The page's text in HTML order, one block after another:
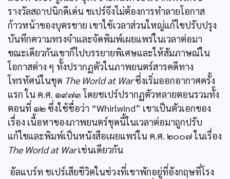
รางวัลสถาปนิกดีเด่น ชเปร์จึงไม่ต้องการทำลายโอกาส
ก้าวหน้าของบุตรชาย เขาใช้เวลาส่วนใหญ่แก้ไขปรับปรุง
บันทึกความทรงจำและจัดพิมพ์เผยแพร่ในเวลาต่อมา
ขณะเดียวกันเขาก็ไปบรรยายพิเศษและให้สัมภาษณ์ใน
โอกาสต่าง ๆ ทั้งปรากฏตัวในภาพยนตร์สารคดีทาง
โทรทัศน์ในชุด The World at Warซึ่งเริ่มออกอากาศครั้ง
แรก ใน ค.ศ. ๑๙๗๓ โดยชเปร์ปรากฏตัวหลายตอนรวมทั้ง
ตอนที่ ๑๒ ซึ่งใช้ชื่อว่า “Whirlwind” เขาเป็นตัวเอกของ
เรื่อง เนื้อหาของภาพยนตร์ชุดนี้ในเวลาต่อมาถูกปรับ
แก้ไขและพิมพ์เป็นหนังสือเผยแพร่ใน ค.ศ. ๒๐๐๗ ในเรื่อง
The World at Warเช่นเดียวกัน
อัลแบร์ท ชเปร์เสียชีวิตในช่วงที่เขาพักอยู่ที่อังกฤษที่โรง